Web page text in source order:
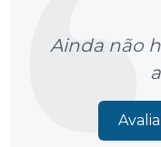
Ainda não